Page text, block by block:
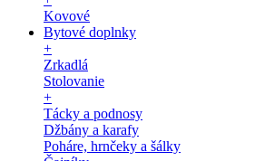
Kovové
Bytové doplnky
+
Zrkadlá
Stolovanie
+
Tácky a podnosy
Džbány a karafy
Poháre, hrnčeky a šálky